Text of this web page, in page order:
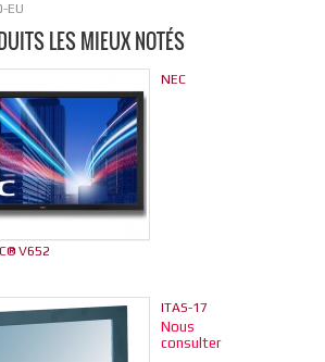
EU
LES MIEUX NOTÉS
NEC
V652
ITAS-17
Nous
consulter